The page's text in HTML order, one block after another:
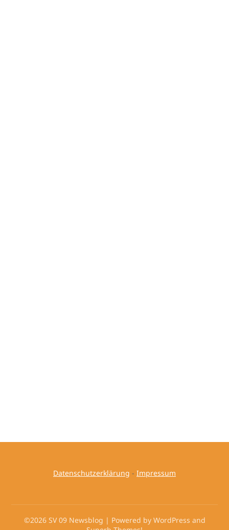
Datenschutzerklärung - Impressum
©2026 SV 09 Newsblog | Powered by WordPress and